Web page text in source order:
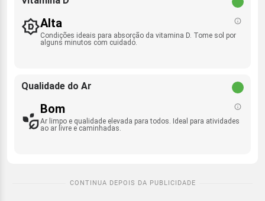
Alta
Condições ideais para absorção da vitamina D. Tome sol por
alguns minutos com cuidado.
Qualidade do Ar
Bom
Ar limpo e qualidade elevada para todos. Ideal para atividades
ao ar livre e caminhadas.